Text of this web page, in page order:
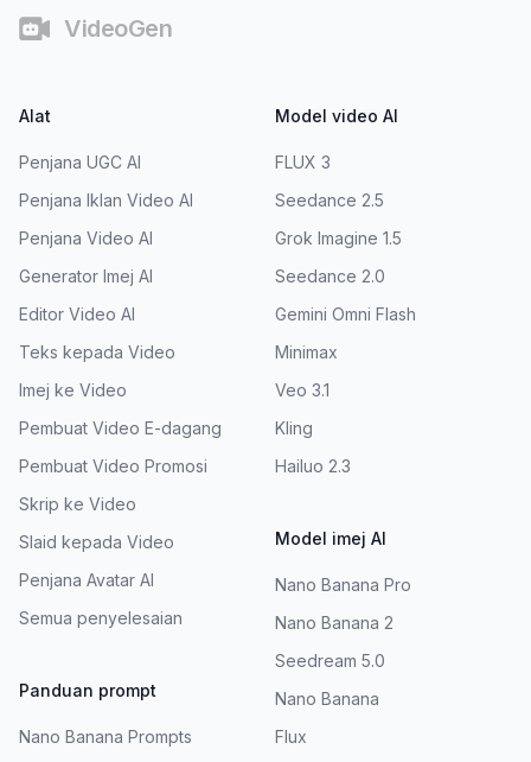
VideoGen
Alat
Penjana UGC AI
Penjana Iklan Video AI
Penjana Video AI
Generator Imej AI
Editor Video AI
Teks kepada Video
Imej ke Video
Pembuat Video E-dagang
Pembuat Video Promosi
Skrip ke Video
Slaid kepada Video
Penjana Avatar AI
Semua penyelesaian
Panduan prompt
Nano Banana Prompts
Model video AI
FLUX 3
Seedance 2.5
Grok Imagine 1.5
Seedance 2.0
Gemini Omni Flash
Minimax
Veo 3.1
Kling
Hailuo 2.3
Model imej AI
Nano Banana Pro
Nano Banana 2
Seedream 5.0
Nano Banana
Flux